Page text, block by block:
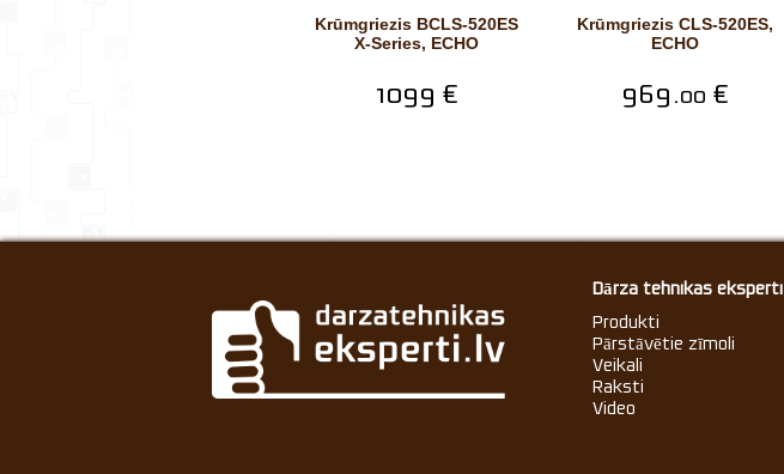
Krūmgriezis BCLS-520ES
X-Series, ECHO
1099 €
Krūmgriezis CLS-520ES,
ECHO
969.00 €
Dārza tehnikas eksperti
Produkti
Pārstāvētie zīmoli
Veikali
Raksti
Video